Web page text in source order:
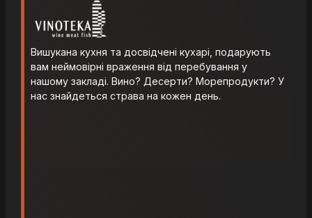
Вишукана кухня та досвідчені кухарі, подарують
вам неймовірні враження від перебування у
нашому закладі. Вино? Десерти? Морепродукти? У
нас знайдеться страва на кожен день.